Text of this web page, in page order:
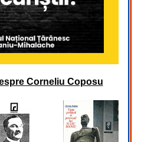
Corneliu Coposu